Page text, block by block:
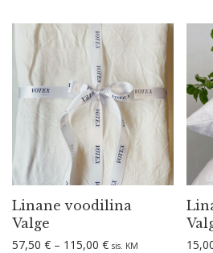
Linane voodilina
Valge
57,50 € – 115,00 €Hinnavahemik:
sis. KM